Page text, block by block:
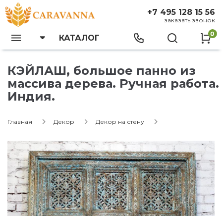
+7 495 128 15 56
заказать звонок
КАТАЛОГ 0
КЭЙЛАШ, большое панно из
массива дерева. Ручная работа.
Индия.
Главная Декор Декор на стену